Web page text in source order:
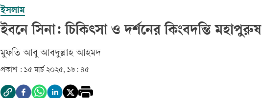
ইসলাম
ইবনে সিনা: চিকিৎসা ও দর্শনের কিংবদন্তি মহাপুরুষ
মুফতি আবু আবদুল্লাহ আহমদ
প্রকাশ : ১৫ মার্চ ২০২৫, ১৮: ৪৫